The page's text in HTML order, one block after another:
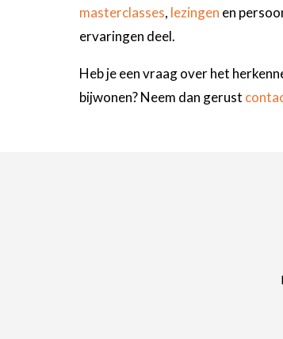
masterclasses, lezingen en
ervaringen deel.
Heb je een vraag over het
bijwonen? Neem dan gerust